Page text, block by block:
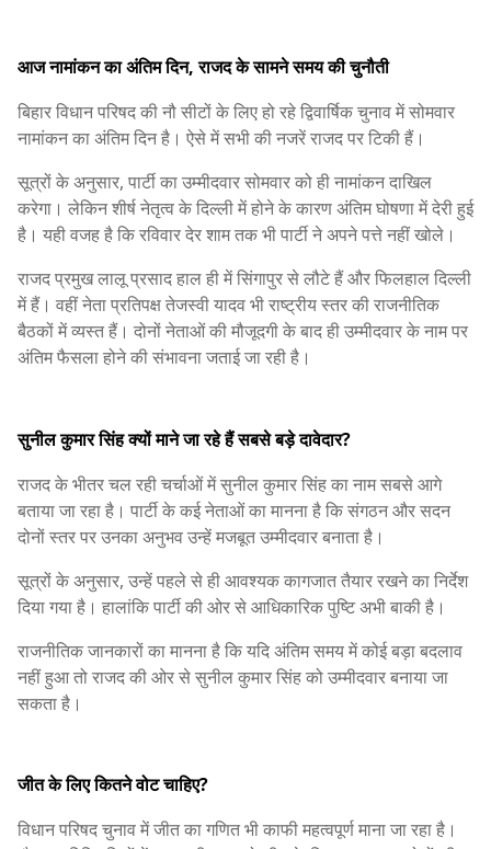
आज नामांकन का अंतिम दिन, राजद के सामने समय की चुनौती
बिहार विधान परिषद की नौ सीटों के लिए हो रहे द्विवार्षिक चुनाव में सोमवार
नामांकन का अंतिम दिन है। ऐसे में सभी की नजरें राजद पर टिकी हैं।
सूत्रों के अनुसार, पार्टी का उम्मीदवार सोमवार को ही नामांकन दाखिल
करेगा। लेकिन शीर्ष नेतृत्व के दिल्ली में होने के कारण अंतिम घोषणा में देरी हुई
है। यही वजह है कि रविवार देर शाम तक भी पार्टी ने अपने पत्ते नहीं खोले।
राजद प्रमुख लालू प्रसाद हाल ही में सिंगापुर से लौटे हैं और फिलहाल दिल्ली
में हैं। वहीं नेता प्रतिपक्ष तेजस्वी यादव भी राष्ट्रीय स्तर की राजनीतिक
बैठकों में व्यस्त हैं। दोनों नेताओं की मौजूदगी के बाद ही उम्मीदवार के नाम पर
अंतिम फैसला होने की संभावना जताई जा रही है।
सुनील कुमार सिंह क्यों माने जा रहे हैं सबसे बड़े दावेदार?
राजद के भीतर चल रही चर्चाओं में सुनील कुमार सिंह का नाम सबसे आगे
बताया जा रहा है। पार्टी के कई नेताओं का मानना है कि संगठन और सदन
दोनों स्तर पर उनका अनुभव उन्हें मजबूत उम्मीदवार बनाता है।
सूत्रों के अनुसार, उन्हें पहले से ही आवश्यक कागजात तैयार रखने का निर्देश
दिया गया है। हालांकि पार्टी की ओर से आधिकारिक पुष्टि अभी बाकी है।
राजनीतिक जानकारों का मानना है कि यदि अंतिम समय में कोई बड़ा बदलाव
नहीं हुआ तो राजद की ओर से सुनील कुमार सिंह को उम्मीदवार बनाया जा
सकता है।
जीत के लिए कितने वोट चाहिए?
विधान परिषद चुनाव में जीत का गणित भी काफी महत्वपूर्ण माना जा रहा है।